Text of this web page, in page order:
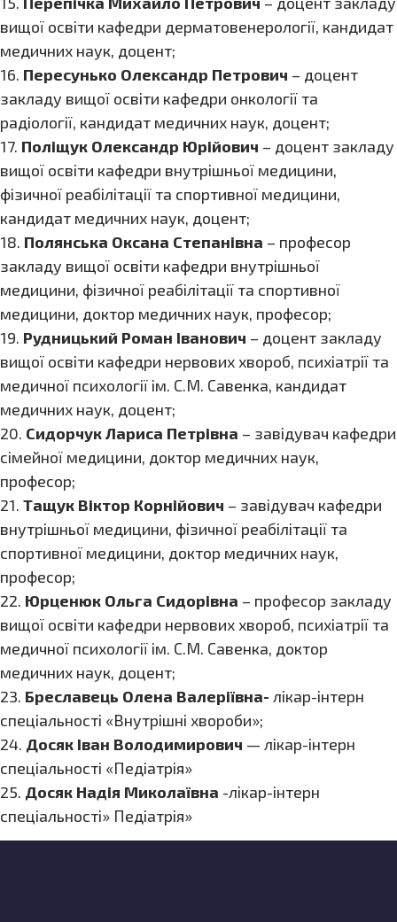
вищої освіти кафедри дерматовенерології, кандидат
медичних наук, доцент;
16. Пересунько Олександр Петрович – доцент
закладу вищої освіти кафедри онкології та
радіології, кандидат медичних наук, доцент;
17. Поліщук Олександр Юрійович – доцент закладу
вищої освіти кафедри внутрішньої медицини,
фізичної реабілітації та спортивної медицини,
кандидат медичних наук, доцент;
18. Полянська Оксана Степанівна – професор
закладу вищої освіти кафедри внутрішньої
медицини, фізичної реабілітації та спортивної
медицини, доктор медичних наук, професор;
19. Рудницький Роман Іванович – доцент закладу
вищої освіти кафедри нервових хвороб, психіатрії та
медичної психології ім. С.М. Савенка, кандидат
медичних наук, доцент;
20. Сидорчук Лариса Петрівна – завідувач кафедри
сімейної медицини, доктор медичних наук,
професор;
21. Тащук Віктор Корнійович – завідувач кафедри
внутрішньої медицини, фізичної реабілітації та
спортивної медицини, доктор медичних наук,
професор;
22. Юрценюк Ольга Сидорівна – професор закладу
вищої освіти кафедри нервових хвороб, психіатрії та
медичної психології ім. С.М. Савенка, доктор
медичних наук, доцент;
23. Бреславець Олена Валеріївна- лікар-інтерн
спеціальності «Внутрішні хвороби»;
24. Досяк Іван Володимирович — лікар-інтерн
спеціальності «Педіатрія»
25. Досяк Надія Миколаївна -лікар-інтерн
спеціальності» Педіатрія»